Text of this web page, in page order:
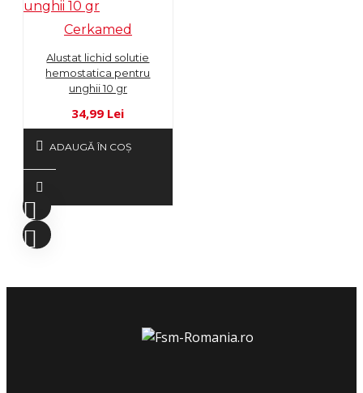
Cerkamed
Alustat lichid solutie
hemostatica pentru
unghii 10 gr
34,99 Lei
ADAUGĂ ÎN COŞ